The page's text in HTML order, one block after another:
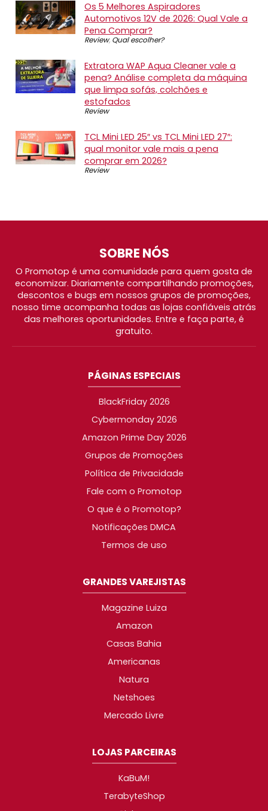
Os 5 Melhores Aspiradores
Automotivos 12V de 2026: Qual Vale a
Pena Comprar?
Review, Qual escolher?
Extratora WAP Aqua Cleaner vale a
pena? Análise completa da máquina
que limpa sofás, colchões e
estofados
Review
TCL Mini LED 25″ vs TCL Mini LED 27″:
qual monitor vale mais a pena
comprar em 2026?
Review
SOBRE NÓS
O Promotop é uma comunidade para quem gosta de
economizar. Diariamente compartilhando promoções,
descontos e bugs em nossos grupos de promoções,
nosso time acompanha todas as lojas confiáveis atrás
das melhores oportunidades. Entre e faça parte, é
gratuito.
PÁGINAS ESPECIAIS
BlackFriday 2026
Cybermonday 2026
Amazon Prime Day 2026
Grupos de Promoções
Política de Privacidade
Fale com o Promotop
O que é o Promotop?
Notificações DMCA
Termos de uso
GRANDES VAREJISTAS
Magazine Luiza
Amazon
Casas Bahia
Americanas
Natura
Netshoes
Mercado Livre
LOJAS PARCEIRAS
KaBuM!
TerabyteShop